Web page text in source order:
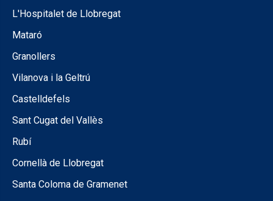
L'Hospitalet de Llobregat
Mataró
Granollers
Vilanova i la Geltrú
Castelldefels
Sant Cugat del Vallès
Rubí
Cornellà de Llobregat
Santa Coloma de Gramenet